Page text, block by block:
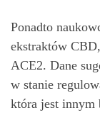
Ponadto
ekstraktów
ACE2. Dane
w stanie
która jest innym